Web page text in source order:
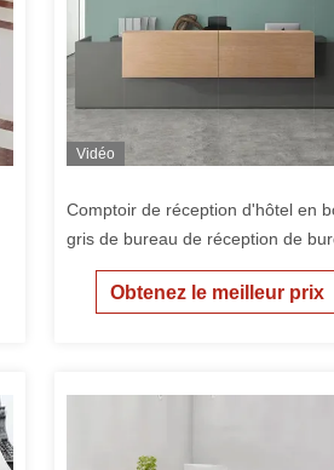
Vidéo
Comptoir de réception d'hôtel en
gris de bureau de réception de
de 2.4M
Obtenez le meilleur prix